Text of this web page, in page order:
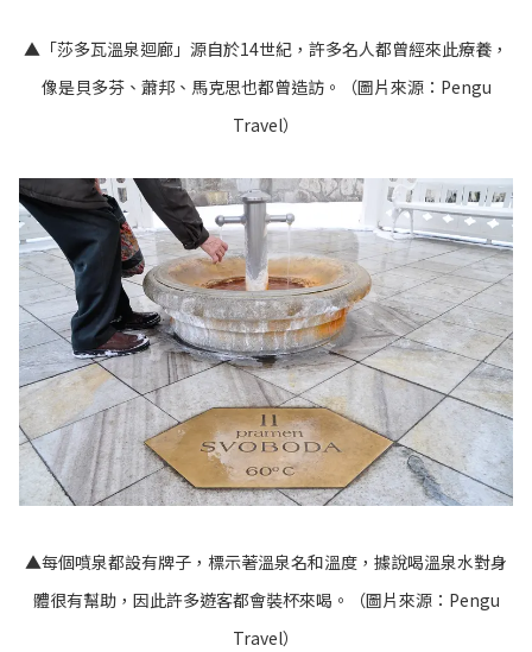
▲「莎多瓦溫泉迴廊」源自於14世紀，許多名人都曾經來此療養，
像是貝多芬、蕭邦、馬克思也都曾造訪。（圖片來源： Pengu
Travel）
▲每個噴泉都設有牌子，標示著溫泉名和溫度，據說喝溫泉水對身
體很有幫助，因此許多遊客都會裝杯來喝。（圖片來源： Pengu
Travel）